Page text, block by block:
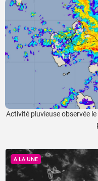
Activité pluvieuse observée
A LA UNE